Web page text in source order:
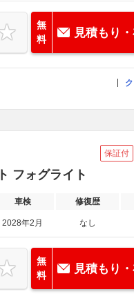
無
料
見積もり
保証付
フォグライト
車検 修復歴
2028年2月 なし
無
料
見積もり